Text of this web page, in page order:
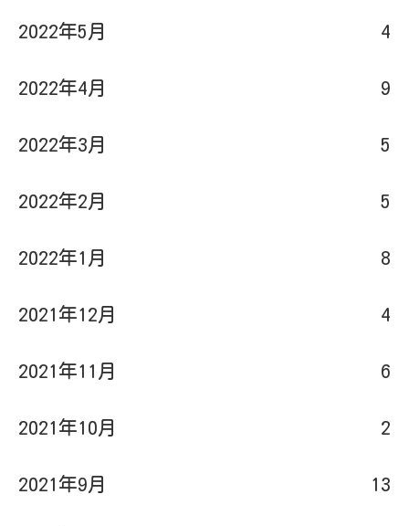
2022年4月 9
2022年3月 5
2022年2月 5
2022年1月 8
2021年12月 4
2021年11月 6
2021年10月 2
2021年9月 13
2021年8月 13